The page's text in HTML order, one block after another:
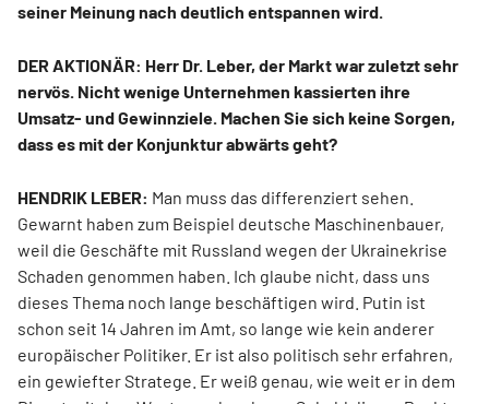
seiner Meinung nach deutlich entspannen wird.
DER AKTIONÄR: Herr Dr. Leber, der Markt war zuletzt sehr
nervös. Nicht wenige Unternehmen kassierten ihre
Umsatz- und Gewinnziele. Machen Sie sich keine Sorgen,
dass es mit der Konjunktur abwärts geht?
HENDRIK LEBER: Man muss das differenziert sehen.
Gewarnt haben zum Beispiel deutsche Maschinenbauer,
weil die Geschäfte mit Russland wegen der Ukrainekrise
Schaden genommen haben. Ich glaube nicht, dass uns
dieses Thema noch lange beschäftigen wird. Putin ist
schon seit 14 Jahren im Amt, so lange wie kein anderer
europäischer Politiker. Er ist also politisch sehr erfahren,
ein gewiefter Stratege. Er weiß genau, wie weit er in dem